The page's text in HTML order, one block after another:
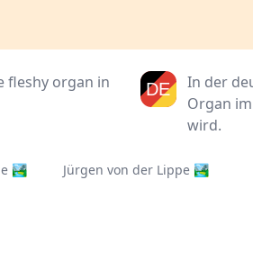
fleshy organ in
In der
Organ
wird.
🏞️ Jürgen von der Lippe 🏞️